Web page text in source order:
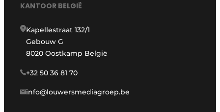
KANTOOR BELGIË
Kapellestraat 132/1
Gebouw G
8020 Oostkamp België
+32 50 36 81 70
info@louwersmediagroep.be